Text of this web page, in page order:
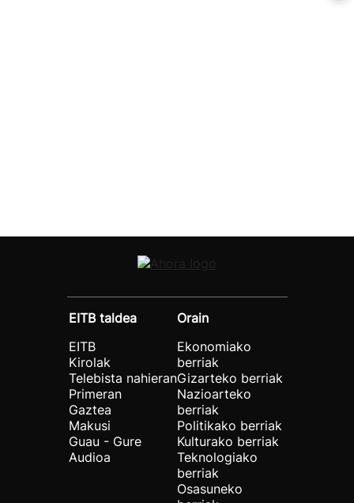
EITB taldea
EITB
Kirolak
Telebista nahieran
Primeran
Gaztea
Makusi
Guau - Gure
Audioa
Orain
Ekonomiako
berriak
Gizarteko berriak
Nazioarteko
berriak
Politikako berriak
Kulturako berriak
Teknologiako
berriak
Osasuneko